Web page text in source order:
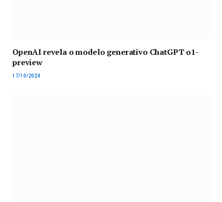
OpenAI revela o modelo generativo ChatGPT o1-
preview
17/10/2024